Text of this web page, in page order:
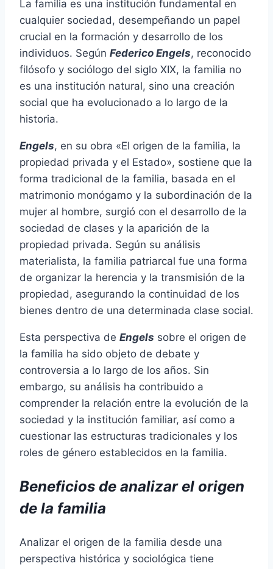
La familia es una institución fundamental en
cualquier sociedad, desempeñando un papel
crucial en la formación y desarrollo de los
individuos. Según Federico Engels, reconocido
filósofo y sociólogo del siglo XIX, la familia no
es una institución natural, sino una creación
social que ha evolucionado a lo largo de la
historia.
Engels, en su obra «El origen de la familia, la
propiedad privada y el Estado», sostiene que la
forma tradicional de la familia, basada en el
matrimonio monógamo y la subordinación de la
mujer al hombre, surgió con el desarrollo de la
sociedad de clases y la aparición de la
propiedad privada. Según su análisis
materialista, la familia patriarcal fue una forma
de organizar la herencia y la transmisión de la
propiedad, asegurando la continuidad de los
bienes dentro de una determinada clase social.
Esta perspectiva de Engels sobre el origen de
la familia ha sido objeto de debate y
controversia a lo largo de los años. Sin
embargo, su análisis ha contribuido a
comprender la relación entre la evolución de la
sociedad y la institución familiar, así como a
cuestionar las estructuras tradicionales y los
roles de género establecidos en la familia.
Beneficios de analizar el origen
de la familia
Analizar el origen de la familia desde una
perspectiva histórica y sociológica tiene